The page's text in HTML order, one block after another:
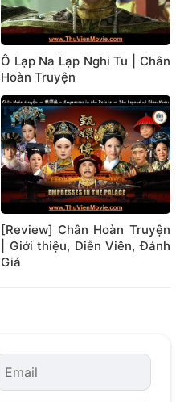
Ô Lạp Na Lạp Nghi Tu | Chân
Hoàn Truyện
[Review] Chân Hoàn Truyện
| Giới thiệu, Diễn Viên, Đánh
Giá